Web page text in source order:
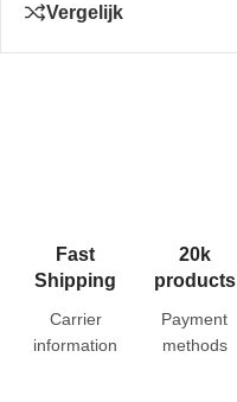
Vergelijk
Fast
Shipping
Carrier
information
20k
products
Payment
methods